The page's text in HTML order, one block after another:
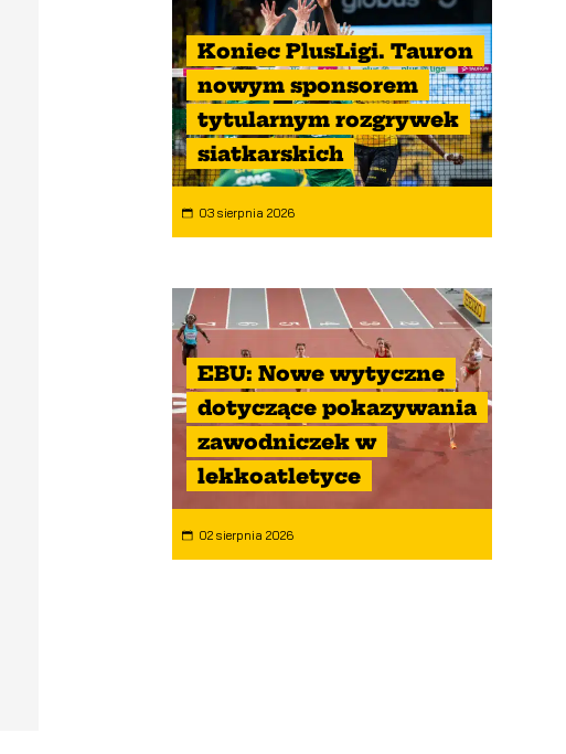
Koniec PlusLigi. Tauron
nowym sponsorem
tytularnym rozgrywek
siatkarskich
03 sierpnia 2026
EBU: Nowe wytyczne
dotyczące pokazywania
zawodniczek w
lekkoatletyce
02 sierpnia 2026